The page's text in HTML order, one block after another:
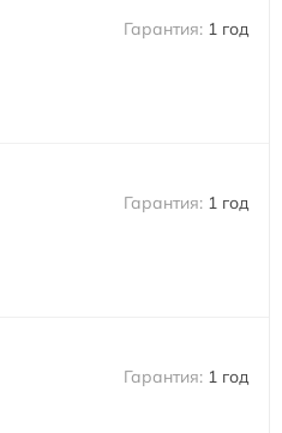
1 год
1 год
1 год